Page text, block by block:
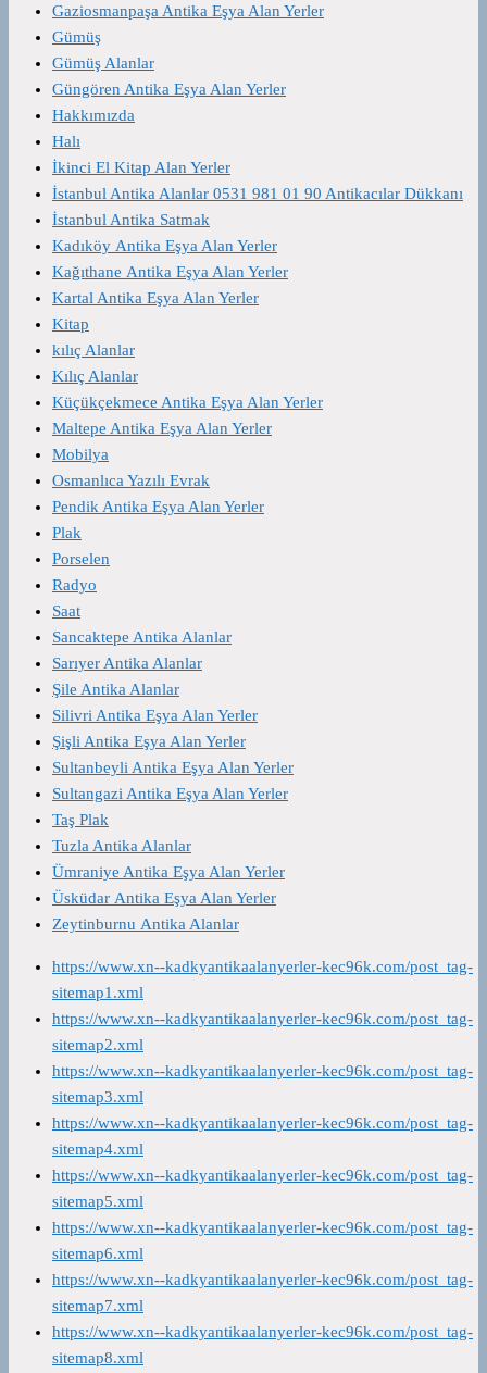
Gaziosmanpaşa Antika Eşya Alan Yerler
Gümüş
Gümüş Alanlar
Güngören Antika Eşya Alan Yerler
Hakkımızda
Halı
İkinci El Kitap Alan Yerler
İstanbul Antika Alanlar 0531 981 01 90 Antikacılar Dükkanı
İstanbul Antika Satmak
Kadıköy Antika Eşya Alan Yerler
Kağıthane Antika Eşya Alan Yerler
Kartal Antika Eşya Alan Yerler
Kitap
kılıç Alanlar
Kılıç Alanlar
Küçükçekmece Antika Eşya Alan Yerler
Maltepe Antika Eşya Alan Yerler
Mobilya
Osmanlıca Yazılı Evrak
Pendik Antika Eşya Alan Yerler
Plak
Porselen
Radyo
Saat
Sancaktepe Antika Alanlar
Sarıyer Antika Alanlar
Şile Antika Alanlar
Silivri Antika Eşya Alan Yerler
Şişli Antika Eşya Alan Yerler
Sultanbeyli Antika Eşya Alan Yerler
Sultangazi Antika Eşya Alan Yerler
Taş Plak
Tuzla Antika Alanlar
Ümraniye Antika Eşya Alan Yerler
Üsküdar Antika Eşya Alan Yerler
Zeytinburnu Antika Alanlar
https://www.xn--kadkyantikaalanyerler-kec96k.com/post_tag-
sitemap1.xml
https://www.xn--kadkyantikaalanyerler-kec96k.com/post_tag-
sitemap2.xml
https://www.xn--kadkyantikaalanyerler-kec96k.com/post_tag-
sitemap3.xml
https://www.xn--kadkyantikaalanyerler-kec96k.com/post_tag-
sitemap4.xml
https://www.xn--kadkyantikaalanyerler-kec96k.com/post_tag-
sitemap5.xml
https://www.xn--kadkyantikaalanyerler-kec96k.com/post_tag-
sitemap6.xml
https://www.xn--kadkyantikaalanyerler-kec96k.com/post_tag-
sitemap7.xml
https://www.xn--kadkyantikaalanyerler-kec96k.com/post_tag-
sitemap8.xml